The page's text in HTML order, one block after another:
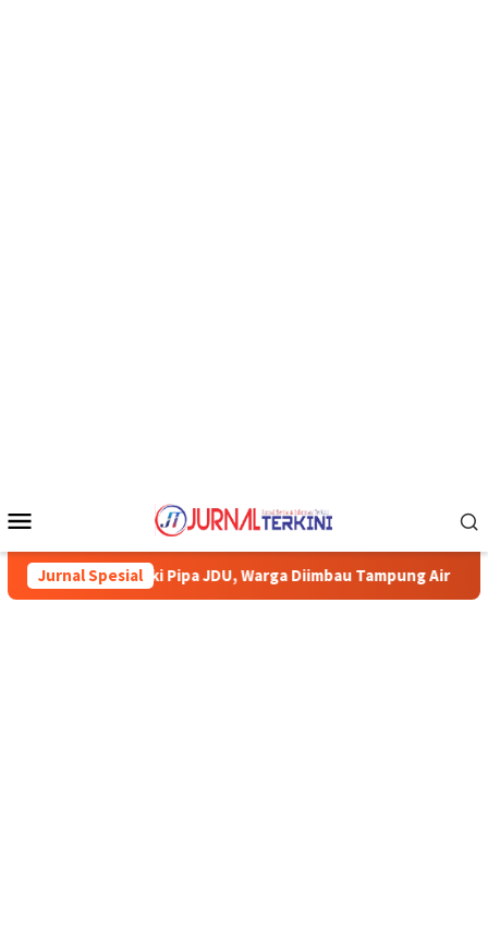
Mobile
Jurnal Spesial
Pipa JDU, Warga Diimbau Tampung Air Pemkab